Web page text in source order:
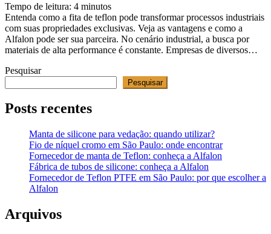
Tempo de leitura: 4 minutos
Entenda como a fita de teflon pode transformar processos industriais
com suas propriedades exclusivas. Veja as vantagens e como a
Alfalon pode ser sua parceira. No cenário industrial, a busca por
materiais de alta performance é constante. Empresas de diversos…
Pesquisar
Pesquisar
Posts recentes
Manta de silicone para vedação: quando utilizar?
Fio de níquel cromo em São Paulo: onde encontrar
Fornecedor de manta de Teflon: conheça a Alfalon
Fábrica de tubos de silicone: conheça a Alfalon
Fornecedor de Teflon PTFE em São Paulo: por que escolher a
Alfalon
Arquivos